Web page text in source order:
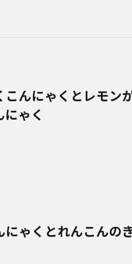
こんにゃくとレモン
ゃく
にゃくとれんこんの